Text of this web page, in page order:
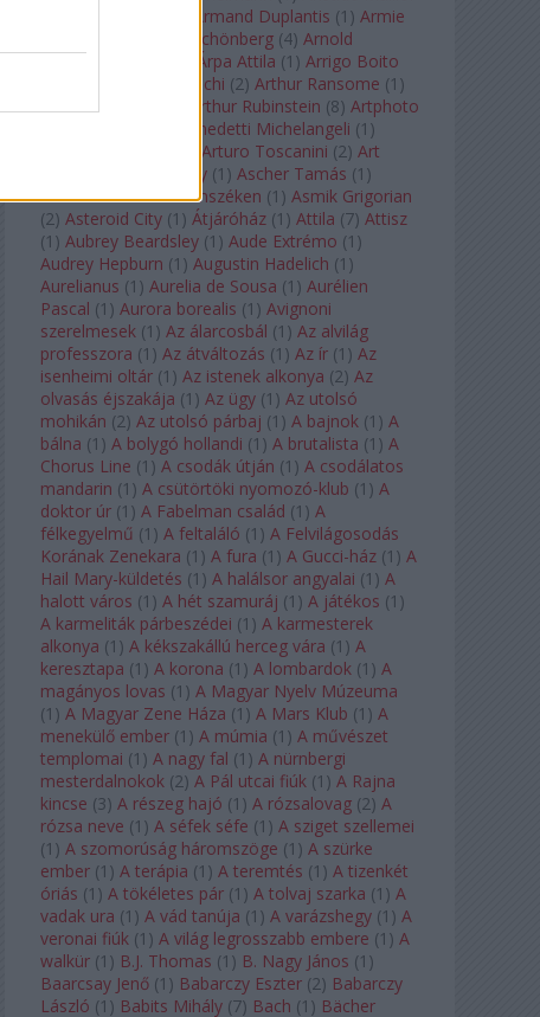
Armand Duplantis (1 ) Armie
Arnold Schönberg (4) Arnold
Schwarzenegger
Árpa Attila (1 ) Arrigo Boito
Artemisia Gentileschi (2) Arthur Ransome (1 )
Arthur Rimbaud
Arthur Rubinstein (8) Artphoto
Arturo Benedetti Michelangeli (1 )
Arturo Toscanini (2) Art
Art Shay (1 ) Ascher Tamás (1 )
Ascher Tamás Háromszéken (1 ) Asmik Grigorian
(2) Asteroid City (1 ) Átjáróház (1 ) Attila (7) Attisz
(1 ) Aubrey Beardsley (1 ) Aude Extrémo (1 )
Audrey Hepburn (1 ) Augustin Hadelich (1 )
Aurelianus (1 ) Aurelia de Sousa (1 ) Aurélien
Pascal (1 ) Aurora borealis (1 ) Avignoni
szerelmesek (1 ) Az álarcosbál (1 ) Az alvilág
professzora (1 ) Az átváltozás (1 ) Az ír (1 ) Az
isenheimi oltár (1 ) Az istenek alkonya (2) Az
olvasás éjszakája (1 ) Az ügy (1 ) Az utolsó
mohikán (2) Az utolsó párbaj (1 ) A bajnok (1 ) A
bálna (1 ) A bolygó hollandi (1 ) A brutalista (1 ) A
Chorus Line (1 ) A csodák útján (1 ) A csodálatos
mandarin (1 ) A csütörtöki nyomozó-klub (1 ) A
doktor úr (1 ) A Fabelman család (1 ) A
félkegyelmű (1 ) A feltaláló (1 ) A Felvilágosodás
Korának Zenekara (1 ) A fura (1 ) A Gucci-ház (1 ) A
Hail Mary-küldetés (1 ) A halálsor angyalai (1 ) A
halott város (1 ) A hét szamuráj (1 ) A játékos (1 )
A karmeliták párbeszédei (1 ) A karmesterek
alkonya (1 ) A kékszakállú herceg vára (1 ) A
keresztapa (1 ) A korona (1 ) A lombardok (1 ) A
magányos lovas (1 ) A Magyar Nyelv Múzeuma
(1 ) A Magyar Zene Háza (1 ) A Mars Klub (1 ) A
menekülő ember (1 ) A múmia (1 ) A művészet
templomai (1 ) A nagy fal (1 ) A nürnbergi
mesterdalnokok (2) A Pál utcai fiúk (1 ) A Rajna
kincse (3) A részeg hajó (1 ) A rózsalovag (2) A
rózsa neve (1 ) A séfek séfe (1 ) A sziget szellemei
(1 ) A szomorúság háromszöge (1 ) A szürke
ember (1 ) A terápia (1 ) A teremtés (1 ) A tizenkét
óriás (1 ) A tökéletes pár (1 ) A tolvaj szarka (1 ) A
vadak ura (1 ) A vád tanúja (1 ) A varázshegy (1 ) A
veronai fiúk (1 ) A világ legrosszabb embere (1 ) A
walkür (1 ) B.J. Thomas (1 ) B. Nagy János (1 )
Baarcsay Jenő (1 ) Babarczy Eszter (2) Babarczy
László (1 ) Babits Mihály (7) Bach (1 ) Bächer